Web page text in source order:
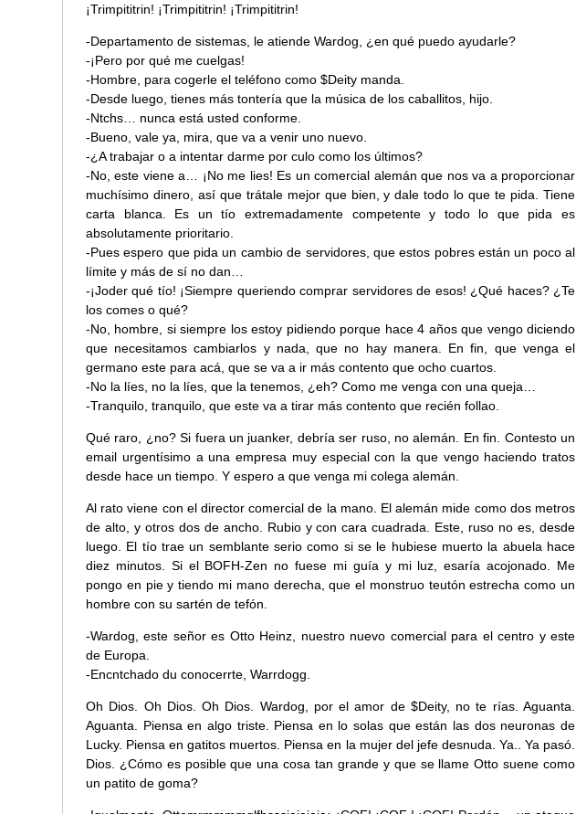
¡Trimpititrin! ¡Trimpititrin! ¡Trimpititrin!
-Departamento de sistemas, le atiende Wardog, ¿en qué puedo ayudarle?
-¡Pero por qué me cuelgas!
-Hombre, para cogerle el teléfono como $Deity manda.
-Desde luego, tienes más tontería que la música de los caballitos, hijo.
-Ntchs… nunca está usted conforme.
-Bueno, vale ya, mira, que va a venir uno nuevo.
-¿A trabajar o a intentar darme por culo como los últimos?
-No, este viene a… ¡No me lies! Es un comercial alemán que nos va a proporcionar
muchísimo dinero, así que trátale mejor que bien, y dale todo lo que te pida. Tiene
carta blanca. Es un tío extremadamente competente y todo lo que pida es
absolutamente prioritario.
-Pues espero que pida un cambio de servidores, que estos pobres están un poco al
límite y más de sí no dan…
-¡Joder qué tío! ¡Siempre queriendo comprar servidores de esos! ¿Qué haces? ¿Te
los comes o qué?
-No, hombre, si siempre los estoy pidiendo porque hace 4 años que vengo diciendo
que necesitamos cambiarlos y nada, que no hay manera. En fin, que venga el
germano este para acá, que se va a ir más contento que ocho cuartos.
-No la líes, no la líes, que la tenemos, ¿eh? Como me venga con una queja…
-Tranquilo, tranquilo, que este va a tirar más contento que recién follao.
Qué raro, ¿no? Si fuera un juanker, debría ser ruso, no alemán. En fin. Contesto un
email urgentísimo a una empresa muy especial con la que vengo haciendo tratos
desde hace un tiempo. Y espero a que venga mi colega alemán.
Al rato viene con el director comercial de la mano. El alemán mide como dos metros
de alto, y otros dos de ancho. Rubio y con cara cuadrada. Este, ruso no es, desde
luego. El tío trae un semblante serio como si se le hubiese muerto la abuela hace
diez minutos. Si el BOFH-Zen no fuese mi guía y mi luz, esaría acojonado. Me
pongo en pie y tiendo mi mano derecha, que el monstruo teutón estrecha como un
hombre con su sartén de tefón.
-Wardog, este señor es Otto Heinz, nuestro nuevo comercial para el centro y este
de Europa.
-Encntchado du conocerrte, Warrdogg.
Oh Dios. Oh Dios. Oh Dios. Wardog, por el amor de $Deity, no te rías. Aguanta.
Aguanta. Piensa en algo triste. Piensa en lo solas que están las dos neuronas de
Lucky. Piensa en gatitos muertos. Piensa en la mujer del jefe desnuda. Ya.. Ya pasó.
Dios. ¿Cómo es posible que una cosa tan grande y que se llame Otto suene como
un patito de goma?